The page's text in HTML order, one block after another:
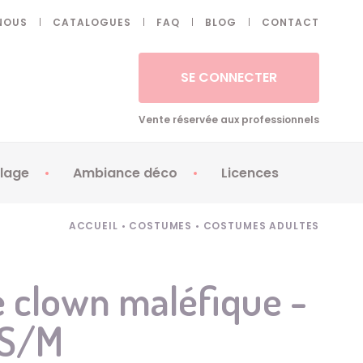
CATALOGUES FAQ BLOG CONTACT
SE CONNECTER
Vente réservée aux professionnels
Ambiance déco
Ballons
Licences
Demon Slayer
Disney Princess
ACCUEIL • COSTUMES • COSTUMES ADULTES
clown maléfique -
M